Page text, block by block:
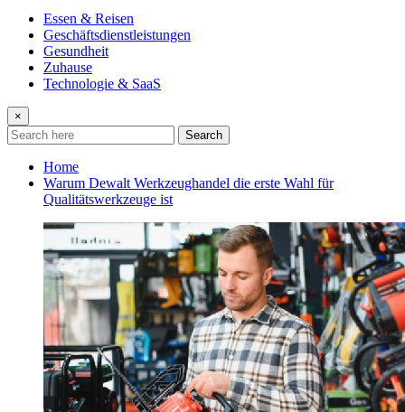
Essen & Reisen
Geschäftsdienstleistungen
Gesundheit
Zuhause
Technologie & SaaS
×
Search
Home
Warum Dewalt Werkzeughandel die erste Wahl für
Qualitätswerkzeuge ist